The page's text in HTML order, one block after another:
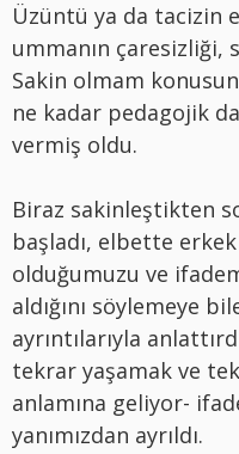
Üzüntü ya da tacizin
ummanın çaresizliği,
Sakin olmam
ne kadar pedagojik
vermiş oldu.
Biraz sakinleştikten
başladı, elbette
olduğumuzu ve
aldığını söylemeye
ayrıntılarıyla
tekrar yaşamak ve
anlamına geliyor-
yanımızdan ayrıldı.